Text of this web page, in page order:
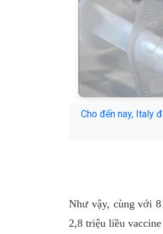
Cho đến nay, Italy
Như vậy, cùng với
2,8 triệu liều